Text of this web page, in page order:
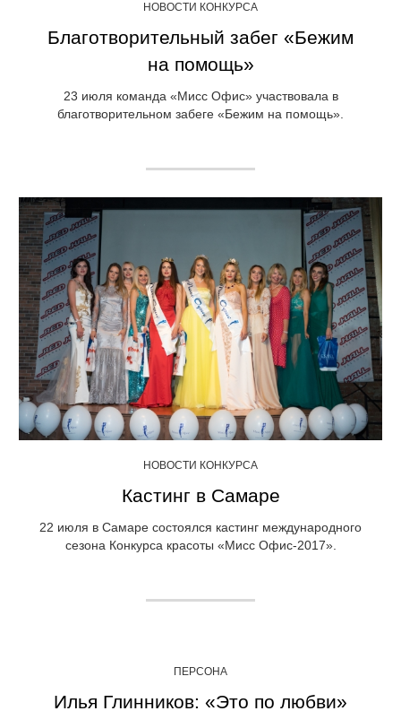
НОВОСТИ КОНКУРСА
Благотворительный забег «Бежим
на помощь»
23 июля команда «Мисс Офис» участвовала в
благотворительном забеге «Бежим на помощь».
НОВОСТИ КОНКУРСА
Кастинг в Самаре
22 июля в Самаре состоялся кастинг международного
сезона Конкурса красоты «Мисс Офис-2017».
ПЕРСОНА
Илья Глинников: «Это по любви»